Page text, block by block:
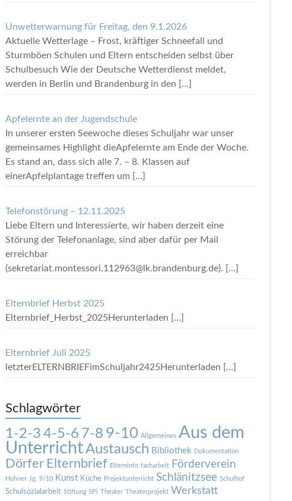
Unwetterwarnung für Freitag, den 9.1.2026
Aktuelle Wetterlage – Frost, kräftiger Schneefall und
Sturmböen Schulen und Eltern entscheiden selbst über
Schulbesuch Wie der Deutsche Wetterdienst meldet,
werden in Berlin und Brandenburg in den
[…]
Apfelernte an der Jugendschule
In unserer ersten Seewoche dieses Schuljahr war unser
gemeinsames Highlight dieApfelernte am Ende der Woche.
Es stand an, dass sich alle 7. – 8. Klassen auf
einerApfelplantage treffen um
[…]
Telefonstörung – 12.11.2025
Liebe Eltern und Interessierte, wir haben derzeit eine
Störung der Telefonanlage, sind aber dafür per Mail
erreichbar
(sekretariat.montessori.112963@lk.brandenburg.de). […]
Elternbrief Herbst 2025
Elternbrief_Herbst_2025Herunterladen […]
Elternbrief Juli 2025
letzterELTERNBRIEFimSchuljahr2425Herunterladen […]
Schlagwörter
1-2-3 4-5-6 7-8 9-10 Allgemeines Aus dem
UnterrichtAustausch Bibliothek Dokumentation
Dörfer Elternbrief Elterninfo facharbeit Förderverein
Hühner Jg. 9/10 Kunst Küche Projektunterricht Schlänitzsee Schulhof
Schulsozialarbeit Stiftung SPi Theater Theaterprojekt Werkstatt